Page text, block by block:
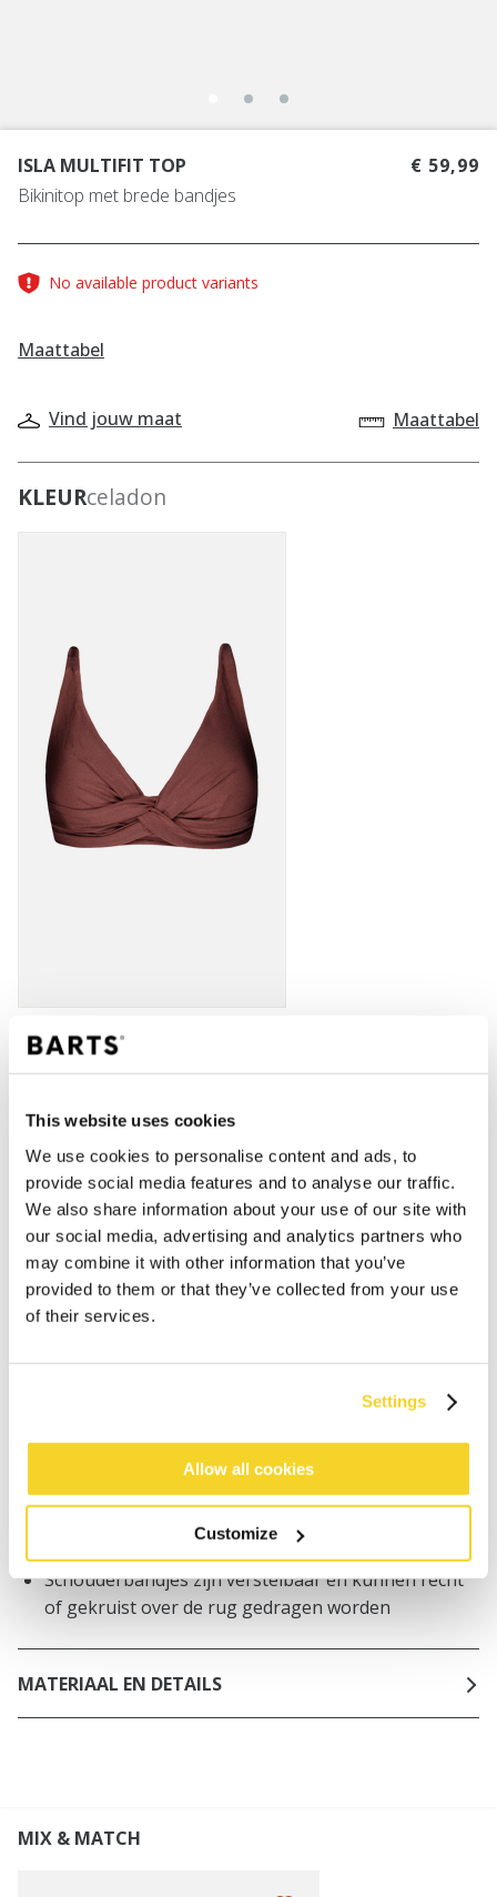
This website uses cookies
We use cookies to personalise content and ads, to
provide social media features and to analyse our traffic.
We also share information about your use of our site with
our social media, advertising and analytics partners who
may combine it with other information that you’ve
provided to them or that they’ve collected from your use
of their services.
Settings
Allow all cookies
Customize
ISLA MULTIFIT TOP
Bikinitop met brede bandjes
€ 59,99
No available product variants
Maattabel
Vind jouw maat Maattabel
KLEURceladon
Bestellingen die op werkdagen vóór 12:00 uur
worden geplaatst, worden dezelfde dag verzonden
Gratis verzending voor orders boven € 50,- binnen
NL
Binnen 30 dagen retourneren
BESCHRIJVING
Bikinitop in een subtiel glanzende stof
78% gerecycled polyamide/nylon
Zachte niet-uitneembare vulling
Clipsluiting en een brede zijnaad voor extra
Schouderbandjes zijn verstelbaar en kunnen recht
of gekruist over de rug gedragen worden
MATERIAAL EN DETAILS
MIX & MATCH